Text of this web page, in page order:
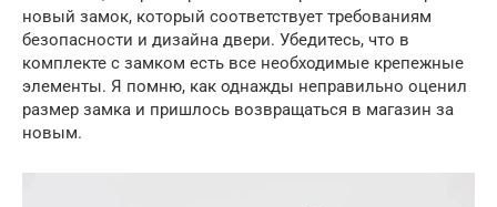
новый замок, который соответствует требованиям
безопасности и дизайна двери. Убедитесь, что в
комплекте с замком есть все необходимые крепежные
элементы. Я помню, как однажды неправильно оценил
размер замка и пришлось возвращаться в магазин за
новым.